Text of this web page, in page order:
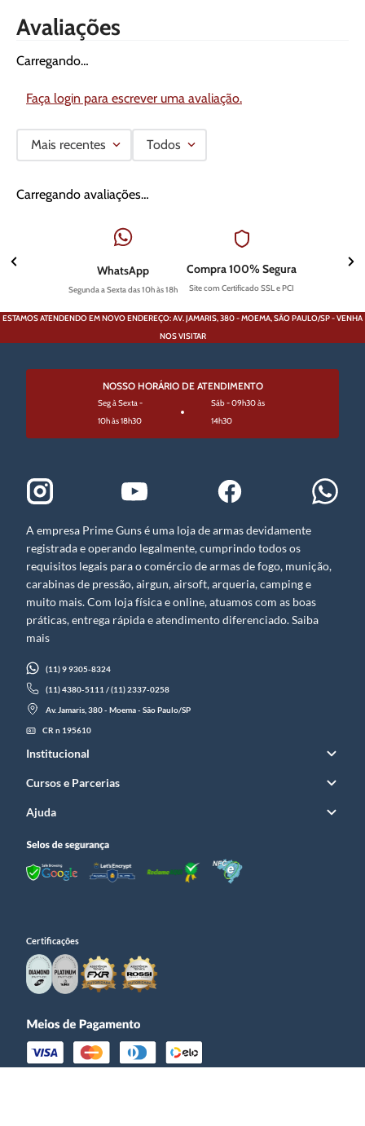
Avaliações
Carregando…
Faça login para escrever uma avaliação.
Mais recentes Todos
Carregando avaliações…
WhatsApp
Segunda a Sexta das 10h às 18h
Compra 100% Segura
Site com Certificado SSL e PCI
ESTAMOS ATENDENDO EM NOVO ENDEREÇO: AV. JAMARIS, 380 - MOEMA, SÃO PAULO/SP - VENHA
NOS VISITAR
NOSSO HORÁRIO DE ATENDIMENTO
Seg à Sexta -
10h às 18h30
Sáb - 09h30 às
14h30
A empresa Prime Guns é uma loja de armas devidamente
registrada e operando legalmente, cumprindo todos os
requisitos legais para o comércio de armas de fogo, munição,
carabinas de pressão, airgun, airsoft, arqueria, camping e
muito mais. Com loja física e online, atuamos com as boas
práticas, entrega rápida e atendimento diferenciado. Saiba
mais
(11) 9 9305-8324
(11) 4380-5111 / (11) 2337-0258
Av. Jamaris, 380 - Moema - São Paulo/SP
CR n 195610
Institucional
Cursos e Parcerias
Ajuda
Certificações